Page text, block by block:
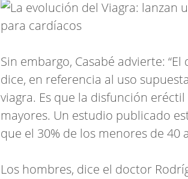
Sin embargo, Casabé advierte:
dice, en referencia al uso
viagra. Es que la disfunción
mayores. Un estudio publicado
que el 30% de los menores de
Los hombres, dice el doctor